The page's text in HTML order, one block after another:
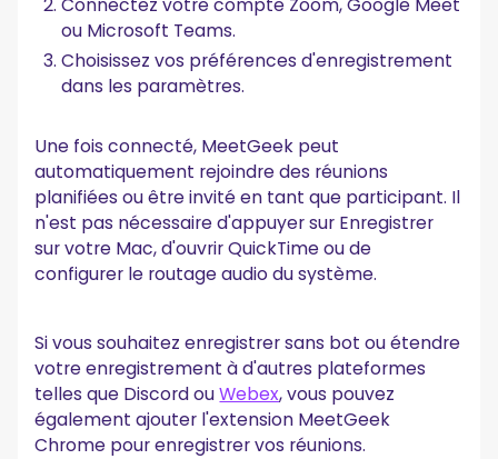
Connectez votre compte Zoom, Google Meet
ou Microsoft Teams.
Choisissez vos préférences d'enregistrement
dans les paramètres.
Une fois connecté, MeetGeek peut
automatiquement rejoindre des réunions
planifiées ou être invité en tant que participant. Il
n'est pas nécessaire d'appuyer sur Enregistrer
sur votre Mac, d'ouvrir QuickTime ou de
configurer le routage audio du système.
Si vous souhaitez enregistrer sans bot ou étendre
votre enregistrement à d'autres plateformes
telles que Discord ouWebex, vous pouvez
également ajouter l'extension MeetGeek
Chrome pour enregistrer vos réunions.